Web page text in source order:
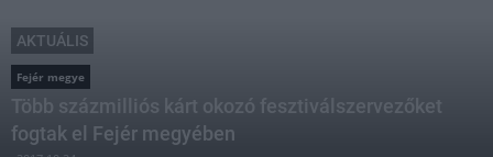
AKTUÁLIS
Fejér megye
Több százmilliós kárt okozó fesztiválszervezőket
fogtak el Fejér megyében